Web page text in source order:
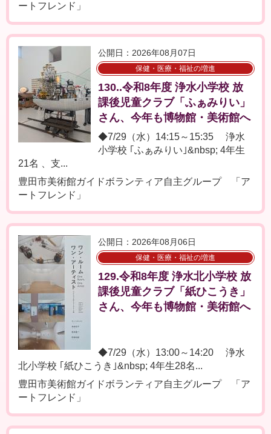
ートフレンド」
公開日：2026年08月07日
保健・医療・福祉の増進
130..令和8年度 浄水小学校 放
課後児童クラブ「ふぁみりい」
さん、今年も博物館・美術館へ
◆7/29（水）14:15～15:35 浄水
小学校 ｢ふぁみりい｣&nbsp; 4年生
21名 、支...
豊田市美術館ガイドボランティア自主グループ 「ア
ートフレンド」
公開日：2026年08月06日
保健・医療・福祉の増進
129.令和8年度 浄水北小学校 放
課後児童クラブ「紙ひこうき」
さん、今年も博物館・美術館へ
◆7/29（水）13:00～14:20 浄水
北小学校 ｢紙ひこうき｣&nbsp; 4年生28名...
豊田市美術館ガイドボランティア自主グループ 「ア
ートフレンド」